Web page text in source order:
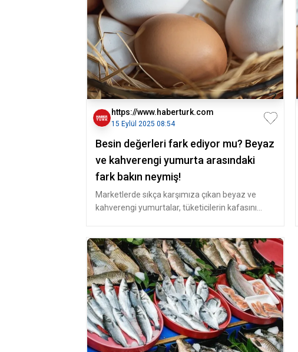
https://www.haberturk.com
15 Eylül 2025 08:54
Besin değerleri fark ediyor mu? Beyaz
ve kahverengi yumurta arasındaki
fark bakın neymiş!
Marketlerde sıkça karşımıza çıkan beyaz ve
kahverengi yumurtalar, tüketicilerin kafasını